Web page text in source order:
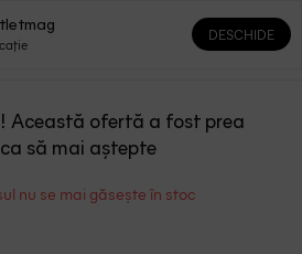
0 0
Această ofertă a fost prea
să mai aștepte
nu se mai găsește în stoc
DESCHIDE